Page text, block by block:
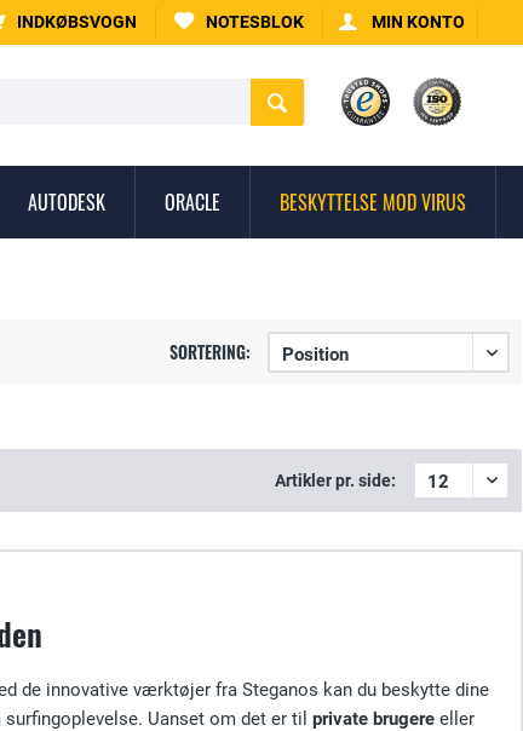
INDKØBSVOGN NOTESBLOK MIN KONTO
AUTODESK ORACLE BESKYTTELSE MOD VIRUS
SORTERING:
Artikler pr. side:
de innovative værktøjer fra Steganos kan du beskytte dine
Uanset om det er til private brugere eller